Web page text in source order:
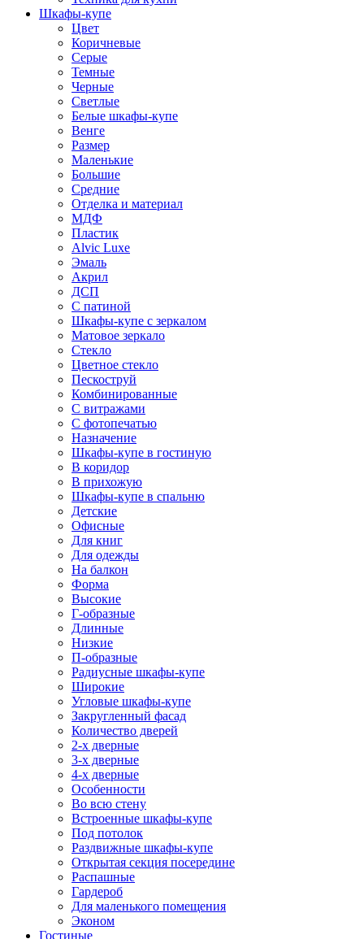
Шкафы-купе
Цвет
Коричневые
Серые
Темные
Черные
Светлые
Белые шкафы-купе
Венге
Размер
Маленькие
Большие
Средние
Отделка и материал
МДФ
Пластик
Alvic Luxe
Эмаль
Акрил
ДСП
С патиной
Шкафы-купе с зеркалом
Матовое зеркало
Стекло
Цветное стекло
Пескоструй
Комбинированные
С витражами
С фотопечатью
Назначение
Шкафы-купе в гостиную
В коридор
В прихожую
Шкафы-купе в спальню
Детские
Офисные
Для книг
Для одежды
На балкон
Форма
Высокие
Г-образные
Длинные
Низкие
П-образные
Радиусные шкафы-купе
Широкие
Угловые шкафы-купе
Закругленный фасад
Количество дверей
2-х дверные
3-х дверные
4-х дверные
Особенности
Во всю стену
Встроенные шкафы-купе
Под потолок
Раздвижные шкафы-купе
Открытая секция посередине
Распашные
Гардероб
Для маленького помещения
Эконом
Гостиные